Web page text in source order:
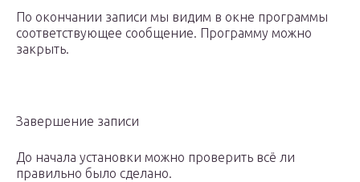
По окончании записи мы видим в окне программы
соответствующее сообщение. Программу можно
закрыть.
Завершение записи
До начала установки можно проверить всё ли
правильно было сделано.